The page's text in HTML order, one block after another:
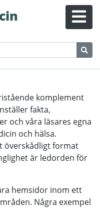
komplement
fakta,
och våra läsares egna
och hälsa.
överskådligt format
är ledorden för
hemsidor inom ett
Några exempel